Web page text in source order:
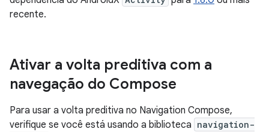
recente.
Ativar a volta preditiva com a
navegação do Compose
Para usar a volta preditiva no Navigation Compose,
verifique se você está usando a biblioteca navigation-